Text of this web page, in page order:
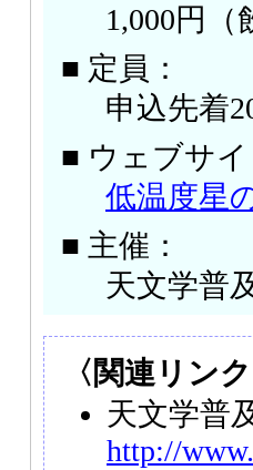
1,000円
■ 定員：
申込先着
■ ウェブサイ
低温度星
■ 主催：
天文学普
〈関連リンク
天文学普
http://